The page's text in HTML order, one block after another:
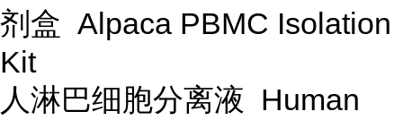
剂盒 Alpaca PBMC Isolation
Kit
人淋巴细胞分离液 Human